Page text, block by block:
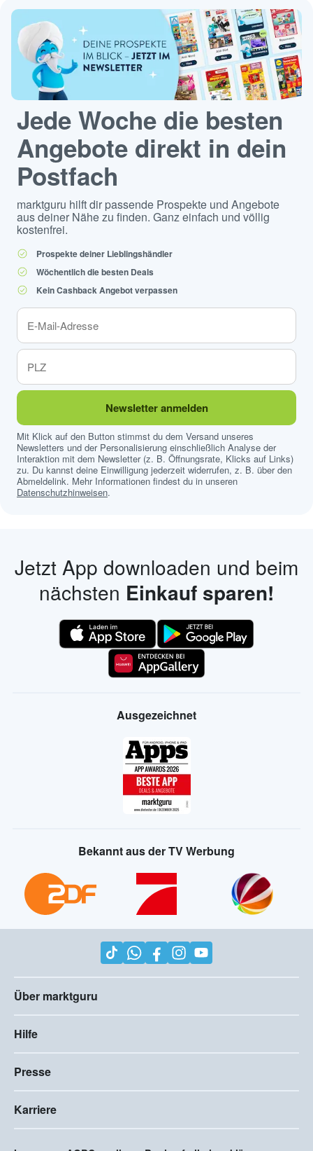
Jede Woche die besten
Angebote direkt in dein
Postfach
marktguru hilft dir passende Prospekte und Angebote
aus deiner Nähe zu finden. Ganz einfach und völlig
kostenfrei.
Prospekte deiner Lieblingshändler
Wöchentlich die besten Deals
Kein Cashback Angebot verpassen
Newsletter anmelden
Mit Klick auf den Button stimmst du dem Versand unseres
Newsletters und der Personalisierung einschließlich Analyse der
Interaktion mit dem Newsletter (z. B. Öffnungsrate, Klicks auf Links)
zu. Du kannst deine Einwilligung jederzeit widerrufen, z. B. über den
Abmeldelink. Mehr Informationen findest du in unseren
Datenschutzhinweisen.
Jetzt App downloaden und beim
nächsten Einkauf sparen!
Ausgezeichnet
Bekannt aus der TV Werbung
Über marktguru
Hilfe
Presse
Karriere